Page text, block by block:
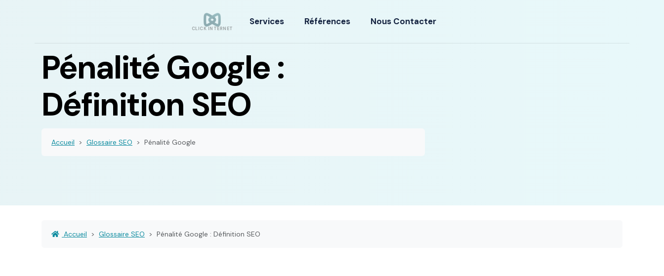
CLICK INTERNET
Services Références Nous Contacter
Pénalité Google :
Définition SEO
Accueil Glossaire SEO Pénalité Google
Accueil Glossaire SEO Pénalité Google : Définition SEO